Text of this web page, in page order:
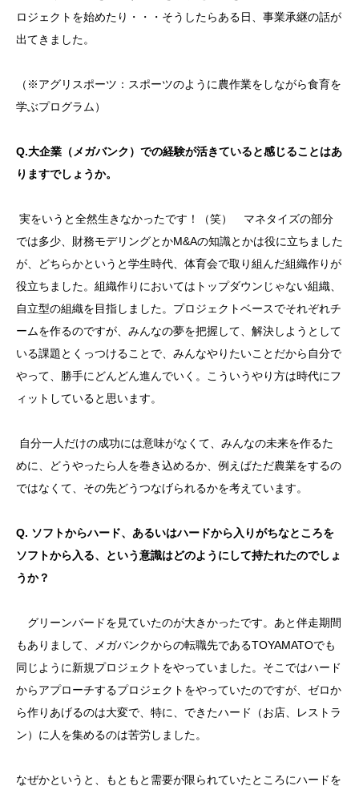
ロジェクトを始めたり・・・そうしたらある日、事業承継の話が
出てきました。
（※アグリスポーツ：スポーツのように農作業をしながら食育を
学ぶプログラム）
Q.大企業（メガバンク）での経験が活きていると感じることはあ
りますでしょうか。
実をいうと全然生きなかったです！（笑） マネタイズの部分
では多少、財務モデリングとかM&Aの知識とかは役に立ちました
が、どちらかというと学生時代、体育会で取り組んだ組織作りが
役立ちました。組織作りにおいてはトップダウンじゃない組織、
自立型の組織を目指しました。プロジェクトベースでそれぞれチ
ームを作るのですが、みんなの夢を把握して、解決しようとして
いる課題とくっつけることで、みんなやりたいことだから自分で
やって、勝手にどんどん進んでいく。こういうやり方は時代にフ
ィットしていると思います。
自分一人だけの成功には意味がなくて、みんなの未来を作るた
めに、どうやったら人を巻き込めるか、例えばただ農業をするの
ではなくて、その先どうつなげられるかを考えています。
Q. ソフトからハード、あるいはハードから入りがちなところを
ソフトから入る、という意識はどのようにして持たれたのでしょ
うか？
グリーンバードを見ていたのが大きかったです。あと伴走期間
もありまして、メガバンクからの転職先であるTOYAMATOでも
同じように新規プロジェクトをやっていました。そこではハード
からアプローチするプロジェクトをやっていたのですが、ゼロか
ら作りあげるのは大変で、特に、できたハード（お店、レストラ
ン）に人を集めるのは苦労しました。
なぜかというと、もともと需要が限られていたところにハードを